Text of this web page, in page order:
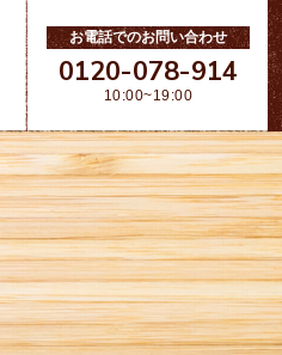
お電話でのお問い合わせ
0120-078-914
10:00~19:00